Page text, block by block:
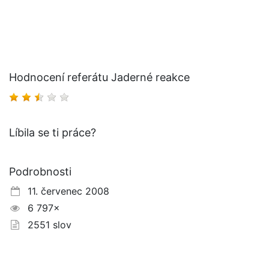
Hodnocení referátu Jaderné reakce
Líbila se ti práce?
Podrobnosti
11. červenec 2008
6 797×
2551 slov